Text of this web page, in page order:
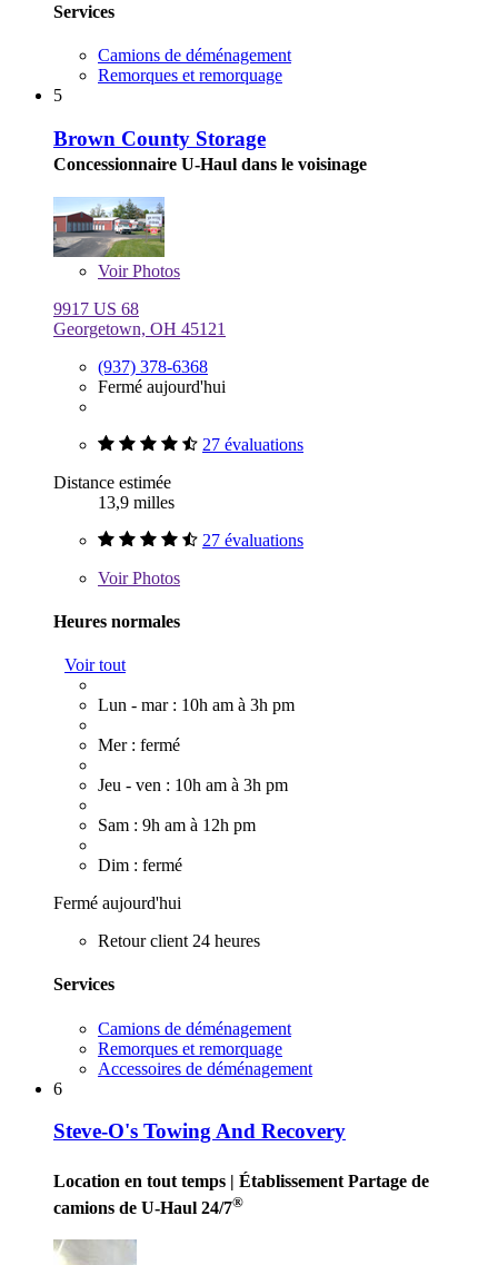
Services
Camions de déménagement
Remorques et remorquage
5
Brown County Storage
Concessionnaire U-Haul dans le voisinage
VoirPhotos
9917 US 68
Georgetown, OH 45121
(937) 378-6368
Fermé aujourd'hui
27 évaluations
Distance estimée
13,9 milles
27 évaluations
VoirPhotos
Heures normales
Voir tout
Lun - mar : 10h am à 3h pm
Mer : fermé
Jeu - ven : 10h am à 3h pm
Sam : 9h am à 12h pm
Dim : fermé
Fermé aujourd'hui
Retour client 24 heures
Services
Camions de déménagement
Remorques et remorquage
Accessoires de déménagement
6
Steve-O's Towing And Recovery
Location en tout temps | Établissement Partage de
camions de U-Haul 24/7®